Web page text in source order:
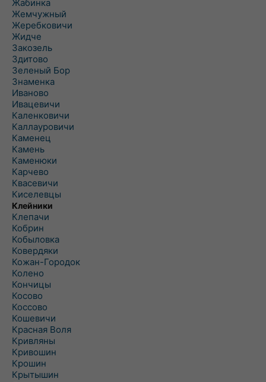
Жабинка
Жемчужный
Жеребковичи
Жидче
Закозель
Здитово
Зеленый Бор
Знаменка
Иваново
Ивацевичи
Каленковичи
Каллауровичи
Каменец
Камень
Каменюки
Карчево
Квасевичи
Киселевцы
Клейники
Клепачи
Кобрин
Кобыловка
Ковердяки
Кожан-Городок
Колено
Кончицы
Косово
Коссово
Кошевичи
Красная Воля
Кривляны
Кривошин
Крошин
Крытышин